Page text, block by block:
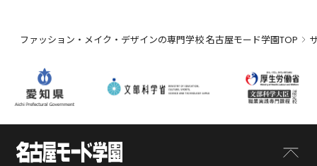
ファッション・メイク・デザインの専門学校 名古屋モード学園TOP